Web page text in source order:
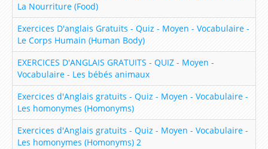
Les Ressources de la Méthode
Leçon 1 My name is Steeve. I want to speak
english!
Leçon 2 Meeting a new friend
Lesson 3 – How are you ?
Lesson 4 – How old are you ?
Lesson 5 – My family
La Nourriture (Food)
Exercices D'anglais Gratuits - Quiz - Moyen - Vocabulaire -
Le Corps Humain (Human Body)
EXERCICES D'ANGLAIS GRATUITS - QUIZ - Moyen -
Vocabulaire - Les bébés animaux
Exercices d'Anglais gratuits - Quiz - Moyen - Vocabulaire -
Les homonymes (Homonyms)
Exercices d'Anglais gratuits - Quiz - Moyen - Vocabulaire -
Les homonymes (Homonyms) 2